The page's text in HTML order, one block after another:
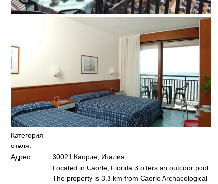
Категория
отеля:
Адрес:
30021 Каорле, Италия
Located in Caorle, Florida 3 offers an outdoor pool.
The property is 3.3 km from Caorle Archaeological